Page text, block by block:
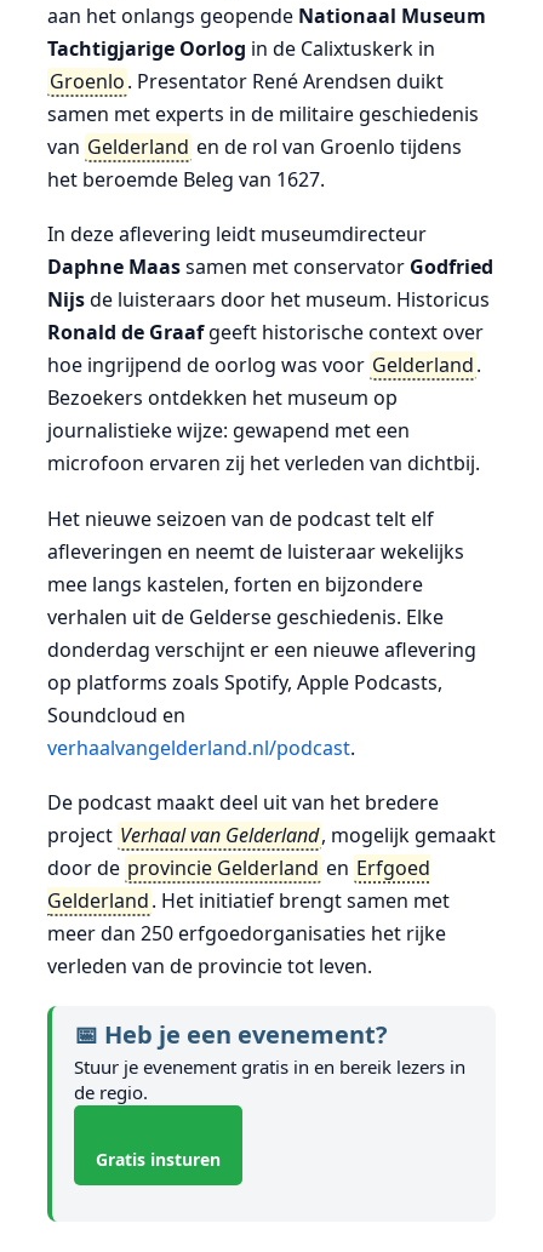
aan het onlangs geopende Nationaal Museum
Tachtigjarige Oorlog in de Calixtuskerk in
Groenlo. Presentator René Arendsen duikt
samen met experts in de militaire geschiedenis
van Gelderland en de rol van Groenlo tijdens
het beroemde Beleg van 1627.
In deze aflevering leidt museumdirecteur
Daphne Maassamen met conservator Godfried
Nijsde luisteraars door het museum. Historicus
Ronald de Graafgeeft historische context over
hoe ingrijpend de oorlog was voor Gelderland.
Bezoekers ontdekken het museum op
journalistieke wijze: gewapend met een
microfoon ervaren zij het verleden van dichtbij.
Het nieuwe seizoen van de podcast telt elf
afleveringen en neemt de luisteraar wekelijks
mee langs kastelen, forten en bijzondere
verhalen uit de Gelderse geschiedenis. Elke
donderdag verschijnt er een nieuwe aflevering
op platforms zoals Spotify, Apple Podcasts,
Soundcloud en
verhaalvangelderland.nl/podcast.
De podcast maakt deel uit van het bredere
project Verhaal van Gelderland, mogelijk gemaakt
door de provincie Gelderland en Erfgoed
Gelderland. Het initiatief brengt samen met
meer dan 250 erfgoedorganisaties het rijke
verleden van de provincie tot leven.
📅 Heb je een evenement?
Stuur je evenement gratis in en bereik lezers in
de regio.
Gratis insturen